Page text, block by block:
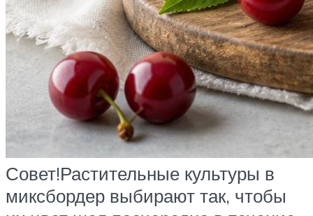
Совет!Растительные культуры в
миксбордер выбирают так, чтобы